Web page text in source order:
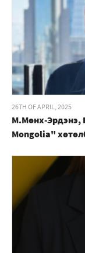
26TH OF APRIL, 2025
М.Мөнх-Эрдэнэ,
Mongolia"